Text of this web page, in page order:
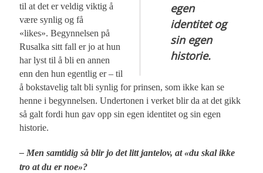
egen
identitet og
sin egen
historie.
til at det er veldig viktig å
være synlig og få
«likes». Begynnelsen på
Rusalka sitt fall er jo at hun
har lyst til å bli en annen
enn den hun egentlig er – til
å bokstavelig talt bli synlig for prinsen, som ikke kan se
henne i begynnelsen. Undertonen i verket blir da at det gikk
så galt fordi hun gav opp sin egen identitet og sin egen
historie.
– Men samtidig så blir jo det litt jantelov, at «du skal ikke
tro at du er noe»?